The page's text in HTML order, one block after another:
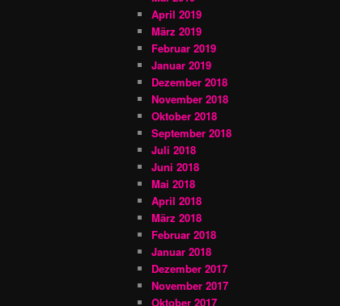
April 2019
März 2019
Februar 2019
Januar 2019
Dezember 2018
November 2018
Oktober 2018
September 2018
Juli 2018
Juni 2018
Mai 2018
April 2018
März 2018
Februar 2018
Januar 2018
Dezember 2017
November 2017
Oktober 2017